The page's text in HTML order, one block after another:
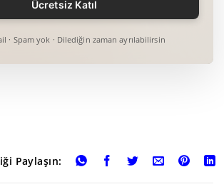
· Spam yok · Dilediğin zaman ayrılabilirsin
Paylaşın: